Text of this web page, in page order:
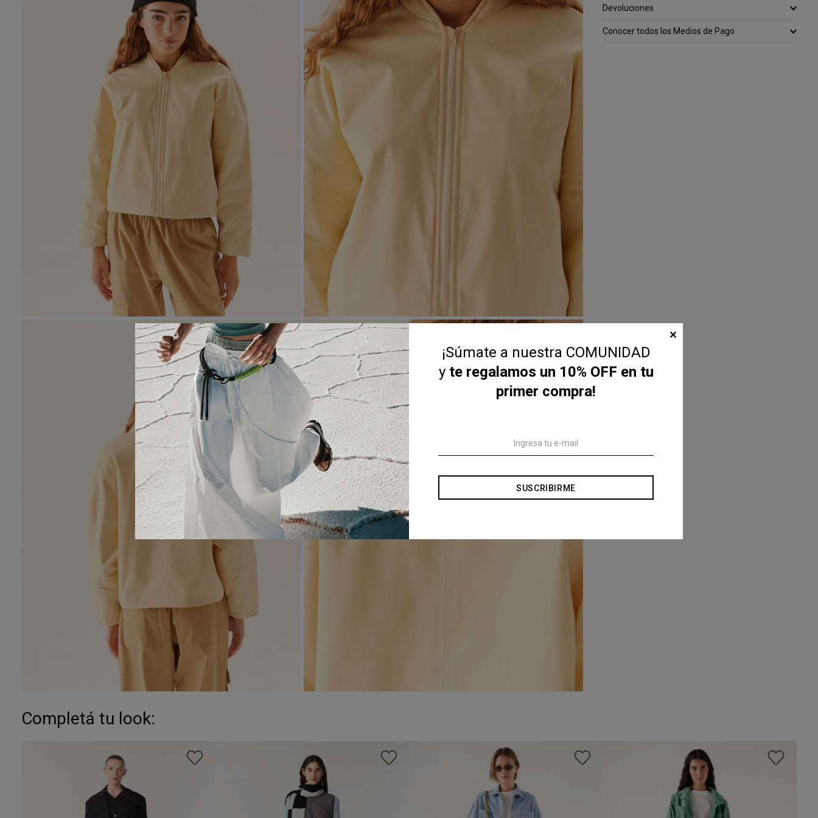
Devoluciones
Conocer todos los Medios de Pago
Completá tu look:
¡Súmate a nuestra COMUNIDAD
y te regalamos un 10% OFF en tu
primer compra!
SUSCRIBIRME
✕